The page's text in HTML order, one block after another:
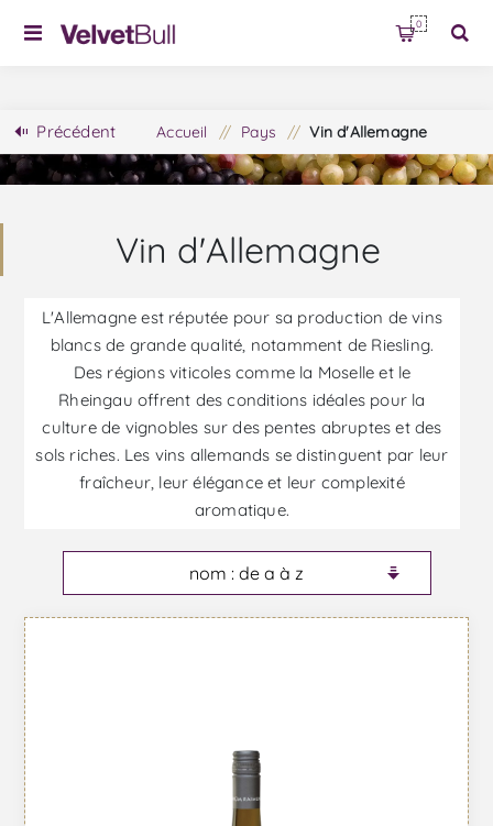
0
Précédent Accueil / Pays / Vin d'Allemagne
Vin d'Allemagne
L'Allemagne est réputée pour sa production de vins
blancs de grande qualité, notamment de Riesling.
Des régions viticoles comme la Moselle et le
Rheingau offrent des conditions idéales pour la
culture de vignobles sur des pentes abruptes et des
sols riches. Les vins allemands se distinguent par leur
fraîcheur, leur élégance et leur complexité
aromatique.